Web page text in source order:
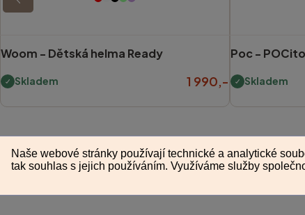
Woom - Dětská helma Ready
Skladem 1 990,-
Poc -
Skladem